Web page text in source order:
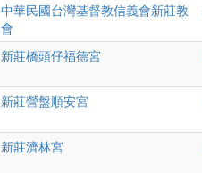
中華民國台灣基督教信義會新莊教
會
新莊橋頭仔福德宮
新莊營盤順安宮
新莊濟林宮